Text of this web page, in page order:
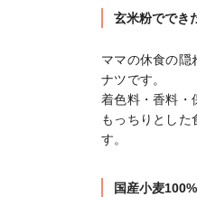
玄米粉ででき
ママの休食の隠
ナツです。
着色料・香料・
もっちりとした
す。
国産小麦